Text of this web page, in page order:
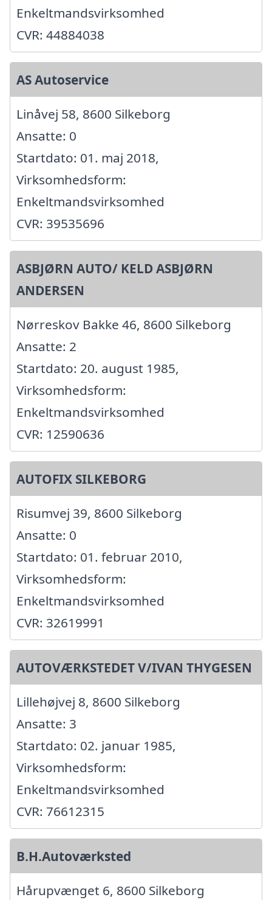
Enkeltmandsvirksomhed
CVR: 44884038
AS Autoservice
Linåvej 58, 8600 Silkeborg
Ansatte: 0
Startdato: 01. maj 2018,
Virksomhedsform:
Enkeltmandsvirksomhed
CVR: 39535696
ASBJØRN AUTO/ KELD ASBJØRN
ANDERSEN
Nørreskov Bakke 46, 8600 Silkeborg
Ansatte: 2
Startdato: 20. august 1985,
Virksomhedsform:
Enkeltmandsvirksomhed
CVR: 12590636
AUTOFIX SILKEBORG
Risumvej 39, 8600 Silkeborg
Ansatte: 0
Startdato: 01. februar 2010,
Virksomhedsform:
Enkeltmandsvirksomhed
CVR: 32619991
AUTOVÆRKSTEDET V/IVAN THYGESEN
Lillehøjvej 8, 8600 Silkeborg
Ansatte: 3
Startdato: 02. januar 1985,
Virksomhedsform:
Enkeltmandsvirksomhed
CVR: 76612315
B.H.Autoværksted
Hårupvænget 6, 8600 Silkeborg